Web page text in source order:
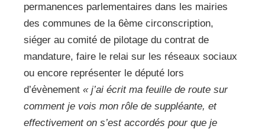
permanences parlementaires dans les mairies
des communes de la 6ème circonscription,
siéger au comité de pilotage du contrat de
mandature, faire le relai sur les réseaux sociaux
ou encore représenter le député lors
d’évènement « j’ai écrit ma feuille de route sur
comment je vois mon rôle de suppléante, et
effectivement on s’est accordés pour que je